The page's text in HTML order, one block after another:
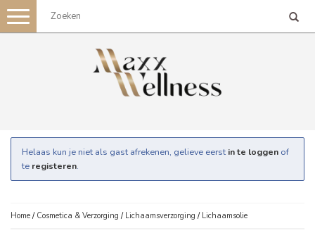
Toggle
navigation
Helaas kun je niet als gast afrekenen, gelieve eerst in te loggen of
te registeren.
Home / Cosmetica & Verzorging / Lichaamsverzorging / Lichaamsolie